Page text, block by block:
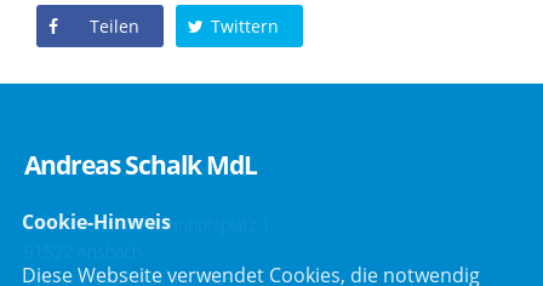
Teilen Twittern
Andreas Schalk MdL
Stimmkreisbüro Bahnhofsplatz 1
91522 Ansbach
Telefon :0981 466 147 10
Cookie-Hinweis
Diese Webseite verwendet Cookies, die notwendig